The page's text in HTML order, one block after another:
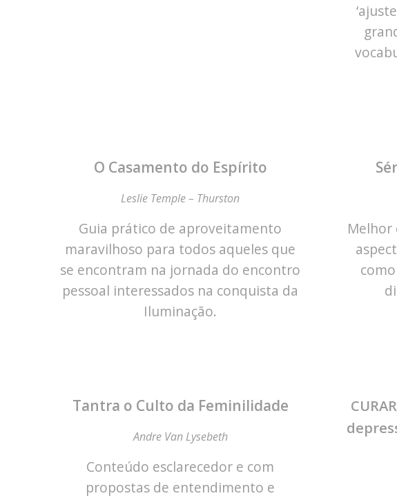
O Casamento do Espírito
Leslie Temple – Thurston
Guia prático de aproveitamento
maravilhoso para todos aqueles que
se encontram na jornada do encontro
pessoal interessados na conquista da
Iluminação.
Melhor
Tantra o Culto da Feminilidade
Andre Van Lysebeth
Conteúdo esclarecedor e com
propostas de entendimento e